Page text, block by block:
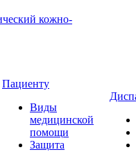
Пациенту
Виды
медицинской
помощи
Защита